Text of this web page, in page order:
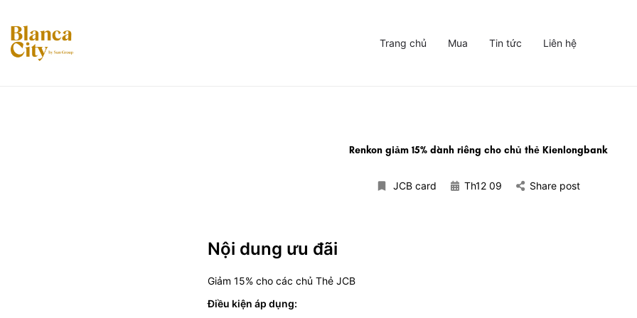
Trang chủ Mua Tin tức Liên hệ
Renkon giảm 15% dành riêng cho chủ thẻ Kienlongbank
JCB card Th12 09 Share post
Nội dung ưu đãi
Giảm 15% cho các chủ Thẻ JCB
Điều kiện áp dụng: